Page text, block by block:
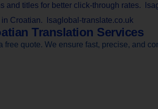
and titles for better click-through rates.
Croatian. lsaglobal-translate.co.uk
Translation Services
quote. We ensure fast, precise, and